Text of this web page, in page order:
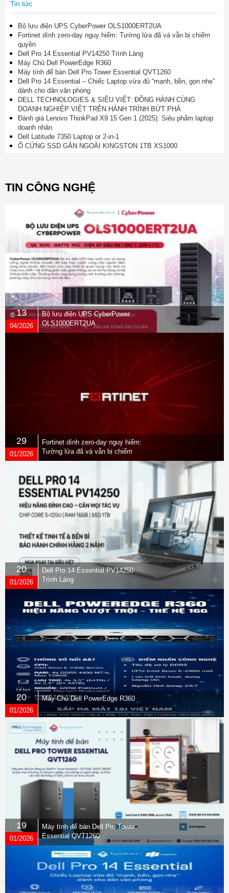
Tin tức
Bộ lưu điện UPS CyberPower OLS1000ERT2UA
Fortinet dính zero-day nguy hiểm: Tường lửa đã vá vẫn bị chiếm
quyền
Dell Pro 14 Essential PV14250 Trình Làng
Máy Chủ Dell PowerEdge R360
Máy tính để bàn Dell Pro Tower Essential QVT1260
Dell Pro 14 Essential – Chiếc Laptop vừa đủ “mạnh, bền, gọn nhẹ”
dành cho dân văn phòng
DELL TECHNOLOGIES & SIÊU VIỆT: ĐỒNG HÀNH CÙNG
DOANH NGHIỆP VIỆT TRÊN HÀNH TRÌNH BỨT PHÁ
Đánh giá Lenovo ThinkPad X9 15 Gen 1 (2025): Siêu phẩm laptop
doanh nhân
Dell Latitude 7350 Laptop or 2-in-1
Ổ CỨNG SSD GẮN NGOÀI KINGSTON 1TB XS1000
TIN CÔNG NGHỆ
13
04/2026
Bộ lưu điện UPS CyberPower
OLS1000ERT2UA
29
01/2026
Fortinet dính zero-day nguy hiểm:
Tường lửa đã vá vẫn bị chiếm
quyền
20
01/2026
Dell Pro 14 Essential PV14250
Trình Làng
20
01/2026
Máy Chủ Dell PowerEdge R360
19
01/2026
Máy tính để bàn Dell Pro Tower
Essential QVT1260